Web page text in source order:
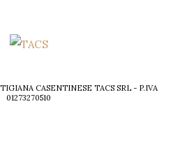
CASENTINESE TACS SRL - P.IVA
01273270510